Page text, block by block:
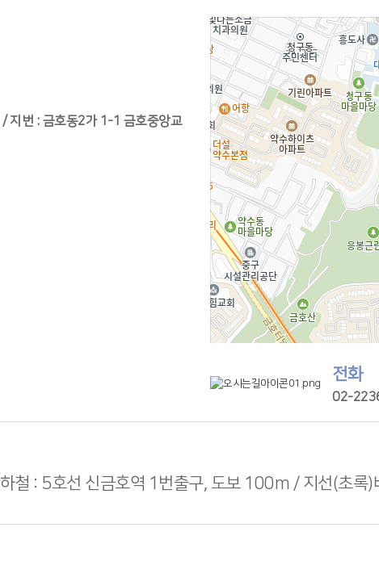
지번 : 금호동2가 1-1 금호중앙교
전화
02-
철 : 5호선 신금호역 1번출구, 도보 100m / 지선(초